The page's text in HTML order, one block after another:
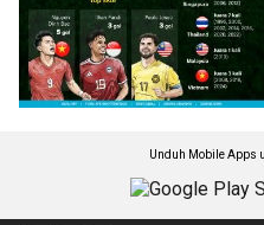
Unduh Mobile Apps